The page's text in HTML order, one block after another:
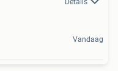
Details
Vandaag